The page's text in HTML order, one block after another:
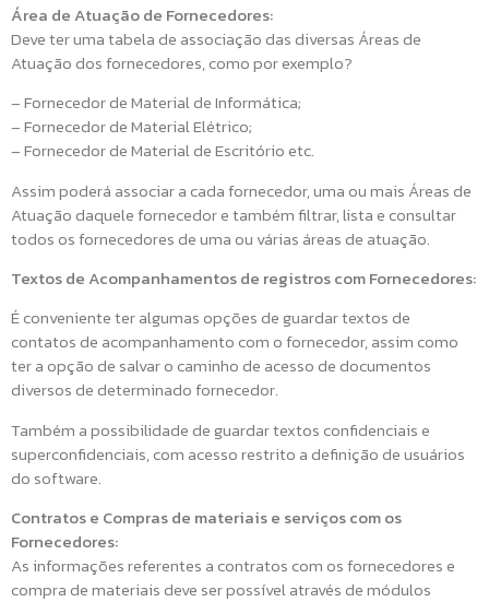
Área de Atuação de Fornecedores:
Deve ter uma tabela de associação das diversas Áreas de
Atuação dos fornecedores, como por exemplo?
– Fornecedor de Material de Informática;
– Fornecedor de Material Elétrico;
– Fornecedor de Material de Escritório etc.
Assim poderá associar a cada fornecedor, uma ou mais Áreas de
Atuação daquele fornecedor e também filtrar, lista e consultar
todos os fornecedores de uma ou várias áreas de atuação.
Textos de Acompanhamentos de registros com Fornecedores:
É conveniente ter algumas opções de guardar textos de
contatos de acompanhamento com o fornecedor, assim como
ter a opção de salvar o caminho de acesso de documentos
diversos de determinado fornecedor.
Também a possibilidade de guardar textos confidenciais e
superconfidenciais, com acesso restrito a definição de usuários
do software.
Contratos e Compras de materiais e serviços com os
Fornecedores:
As informações referentes a contratos com os fornecedores e
compra de materiais deve ser possível através de módulos